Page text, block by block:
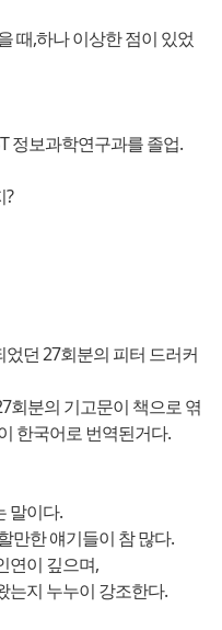
때,하나 이상한 점이 있었
정보과학연구과를 졸업.
?
던 27회분의 피터 드러커
회분의 기고문이 책으로 엮
한국어로 번역된거다.
말이다.
만한 얘기들이 참 많다.
연이 깊으며,
는지 누누이 강조한다.